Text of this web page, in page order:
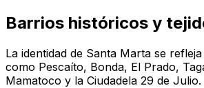
Barrios históricos y
La identidad de Santa Marta se
como Pescaíto, Bonda, El Prado,
Mamatoco y la Ciudadela 29 de Julio.